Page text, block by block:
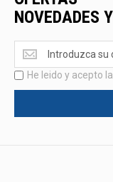
NOVEDADES
Ofertas
<br>Novedades
y
mucho
He leido y acepto